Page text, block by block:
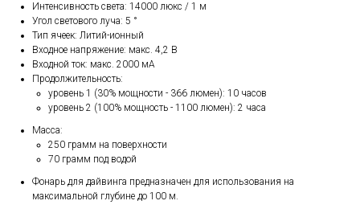
Интенсивность света: 14000 люкс / 1 м
Угол светового луча: 5 °
Тип ячеек: Литий-ионный
Входное напряжение: макс. 4,2 В
Входной ток: макс. 2000 мА
Продолжительность:
уровень 1 (30% мощности - 366 люмен): 10 часов
уровень 2 (100% мощность - 1100 люмен): 2 часа
Масса:
250 грамм на поверхности
70 грамм под водой
Фонарь для дайвинга предназначен для использования на
максимальной глубине до 100 м.